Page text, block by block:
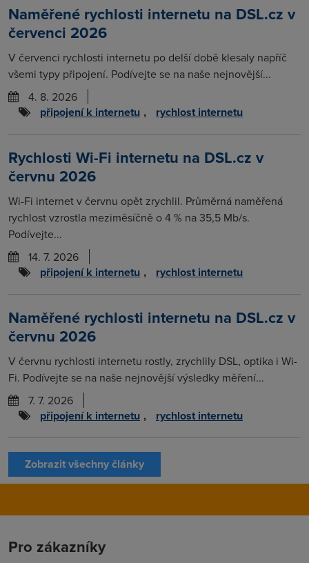
Naměřené rychlosti internetu na DSL.cz v
červenci 2026
V červenci rychlosti internetu po delší době klesaly napříč
všemi typy připojení. Podívejte se na naše nejnovější...
4. 8. 2026
připojení k internetu , rychlost internetu
Rychlosti Wi-Fi internetu na DSL.cz v
červnu 2026
Wi-Fi internet v červnu opět zrychlil. Průměrná naměřená
rychlost vzrostla meziměsíčně o 4 % na 35,5 Mb/s.
Podívejte...
14. 7. 2026
připojení k internetu , rychlost internetu
Naměřené rychlosti internetu na DSL.cz v
červnu 2026
V červnu rychlosti internetu rostly, zrychlily DSL, optika i Wi-
Fi. Podívejte se na naše nejnovější výsledky měření...
7. 7. 2026
připojení k internetu , rychlost internetu
Zobrazit všechny články
Pro zákazníky